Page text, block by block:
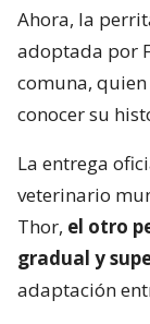
Ahora, la
adoptada por
comuna,
conocer su
La entrega
veterinario
Thor, el otro
gradual y
adaptación